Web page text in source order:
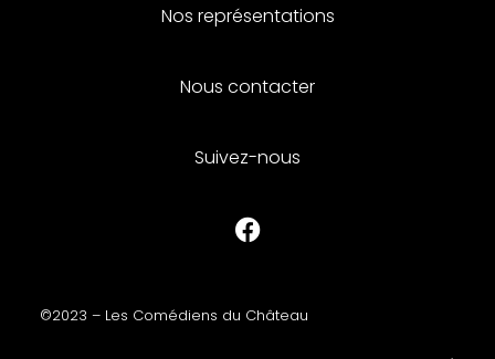
Nos représentations
Nous contacter
Suivez-nous
©2023 – Les Comédiens du Château